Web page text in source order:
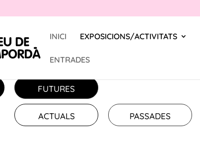
INICI EXPOSICIONS/ACTIVITATS
ENTRADES
FUTURES
ACTUALS PASSADES